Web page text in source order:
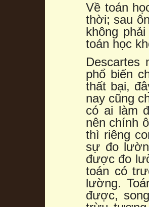
Về toán
thời; sau
không
toán học
Descartes
phổ biến
thất bại,
nay cũng
có ai làm
nên chính
thì riêng
sự đo
được đo
toán có
lường.
được,